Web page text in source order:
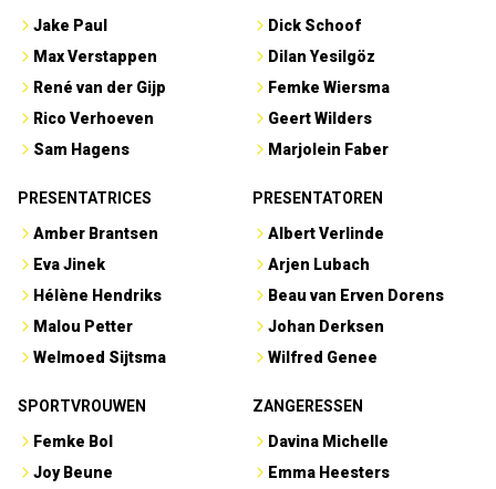
Jake Paul
Max Verstappen
René van der Gijp
Rico Verhoeven
Sam Hagens
Dick Schoof
Dilan Yesilgöz
Femke Wiersma
Geert Wilders
Marjolein Faber
PRESENTATRICES
Amber Brantsen
Eva Jinek
Hélène Hendriks
Malou Petter
Welmoed Sijtsma
PRESENTATOREN
Albert Verlinde
Arjen Lubach
Beau van Erven Dorens
Johan Derksen
Wilfred Genee
SPORTVROUWEN
Femke Bol
Joy Beune
ZANGERESSEN
Davina Michelle
Emma Heesters